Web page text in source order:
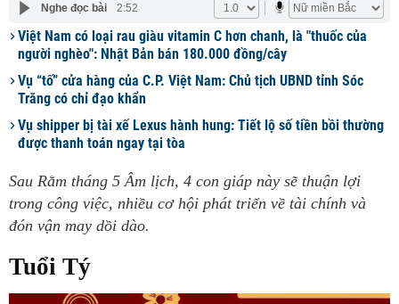
Nghe đọc bài 2:52
Việt Nam có loại rau giàu vitamin C hơn chanh, là "thuốc của
người nghèo": Nhật Bản bán 180.000 đồng/cây
Vụ “tố” cửa hàng của C.P. Việt Nam: Chủ tịch UBND tỉnh Sóc
Trăng có chỉ đạo khẩn
Vụ shipper bị tài xế Lexus hành hung: Tiết lộ số tiền bồi thường
được thanh toán ngay tại tòa
Sau Rằm tháng 5 Âm lịch, 4 con giáp này sẽ thuận lợi
trong công việc, nhiều cơ hội phát triển về tài chính và
đón vận may dồi dào.
Tuổi Tý